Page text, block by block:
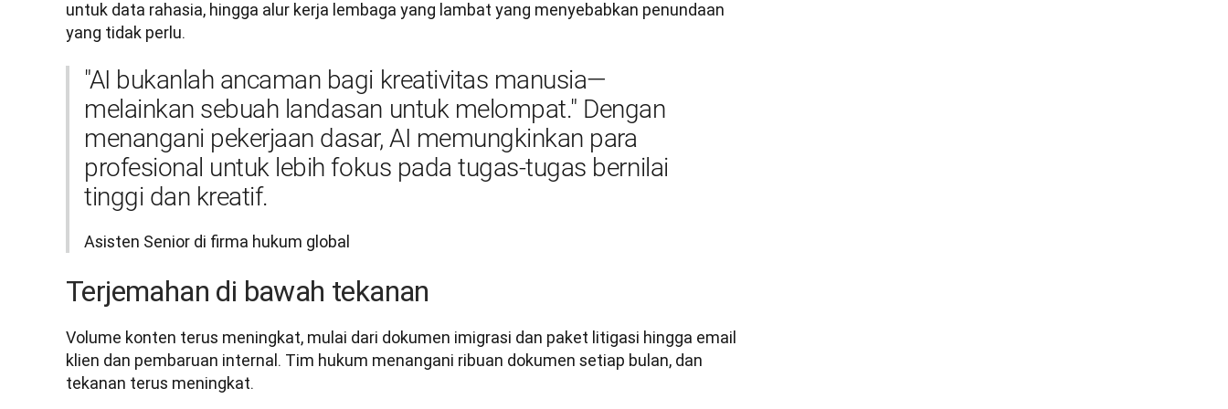
untuk data rahasia, hingga alur kerja lembaga yang lambat yang menyebabkan penundaan
yang tidak perlu.
"AI bukanlah ancaman bagi kreativitas manusia—
melainkan sebuah landasan untuk melompat." Dengan
menangani pekerjaan dasar, AI memungkinkan para
profesional untuk lebih fokus pada tugas-tugas bernilai
tinggi dan kreatif.
Asisten Senior di firma hukum global
Terjemahan di bawah tekanan
Volume konten terus meningkat, mulai dari dokumen imigrasi dan paket litigasi hingga email
klien dan pembaruan internal. Tim hukum menangani ribuan dokumen setiap bulan, dan
tekanan terus meningkat.